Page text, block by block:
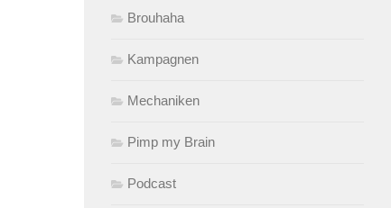
Brouhaha
Kampagnen
Mechaniken
Pimp my Brain
Podcast